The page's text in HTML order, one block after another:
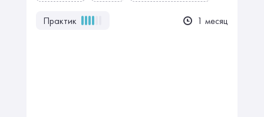
Практик 1 месяц